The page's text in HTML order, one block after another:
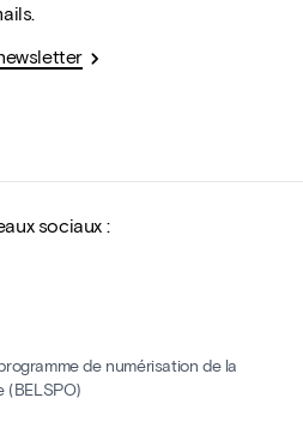
sociaux :
de numérisation de la
(BELSPO)